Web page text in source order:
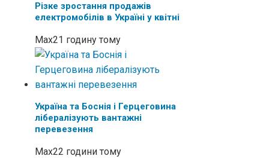
Різке зростання продажів
електромобілів в Україні у квітні
Max21 годину тому
Україна та Боснія і Герцеговина
лібералізують вантажні
перевезення
Max22 години тому